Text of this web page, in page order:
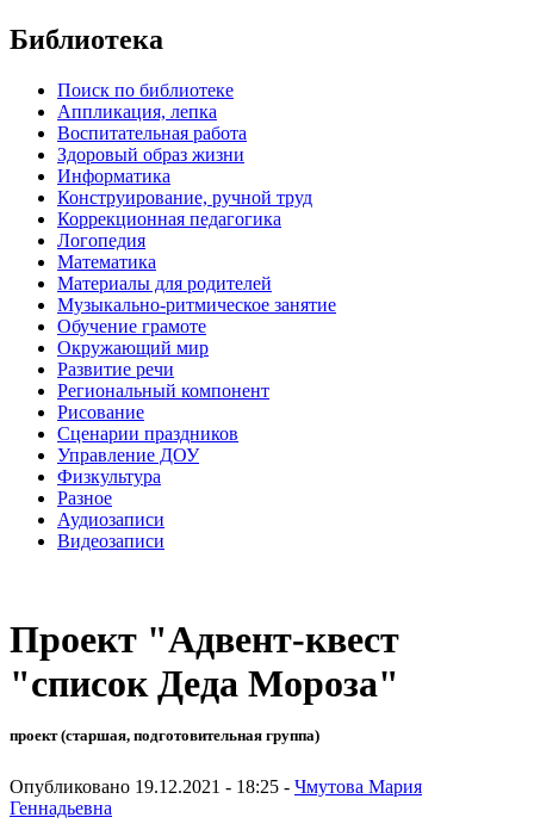
Библиотека
Поиск по библиотеке
Аппликация, лепка
Воспитательная работа
Здоровый образ жизни
Информатика
Конструирование, ручной труд
Коррекционная педагогика
Логопедия
Математика
Материалы для родителей
Музыкально-ритмическое занятие
Обучение грамоте
Окружающий мир
Развитие речи
Региональный компонент
Рисование
Сценарии праздников
Управление ДОУ
Физкультура
Разное
Аудиозаписи
Видеозаписи
Проект "Адвент-квест
"список Деда Мороза"
проект (старшая, подготовительная группа)
Опубликовано 19.12.2021 - 18:25 - Чмутова Мария
Геннадьевна